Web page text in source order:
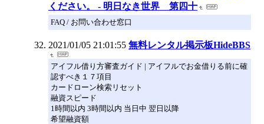
ください。 - 明日なき世界 第四十
FAQ / お問い合わせ窓口
2021/01/05 21:01:55 無料レンタル掲示板HideBBS
アイフル借り方審査ガイド | アイフルでお金借りる前に確
認すべき１７項目
カードローン検索リセット
融資スピード
1時間以内 3時間以内 当日中 翌日以降
希望融資額